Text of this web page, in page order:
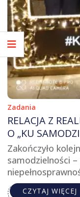
Zadania
RELACJA Z
O „KU
Z
WÓDZTWA
Zakończyło
samodzielności
CZYTAJ WIĘCEJ